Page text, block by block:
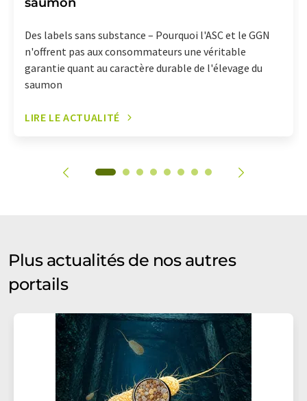
Des labels sans substance – Pourquoi l'ASC et le GGN
n'offrent pas aux consommateurs une véritable
garantie quant au caractère durable de l'élevage du
saumon
LIRE LE ACTUALITÉ
Plus actualités de nos autres
portails